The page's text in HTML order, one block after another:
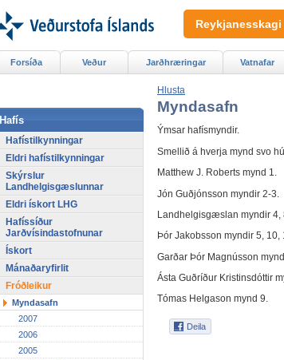
Hlusta
Myndasafn
Ýmsar hafísmyndir.
Smellið á hverja mynd svo
Matthew J. Roberts mynd 1.
Jón Guðjónsson myndir 2-3.
Landhelgisgæslan myndir 4,
Þór Jakobsson myndir 5, 10,
Garðar Þór Magnússon mynd
Ásta Guðríður Kristinsdóttir
Tómas Helgason mynd 9.
Forsíða Veður Jarðhræringar Vatnafar
Hafís
Hafístilkynningar
Eldri hafístilkynningar
Skýrslur
Landhelgisgæslunnar
Eldri ískort LHG
Hafíssíður
Jarðvísindastofnunar
Ískort
Mánaðaryfirlit
Fróðleikur
Myndasafn
2007
2006
2005
Reykjanesskagi